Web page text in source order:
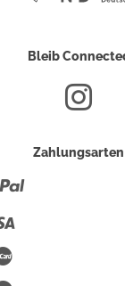
Bleib
Zahlungsarten